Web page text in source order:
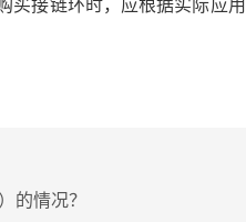
买接链环时，应根据实际应
的情况？